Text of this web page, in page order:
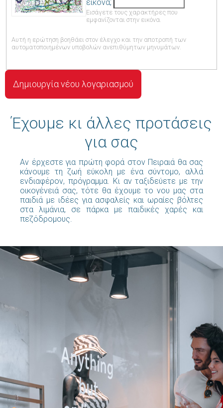
εικόνα;
Εισάγετε τους χαρακτήρες που
εμφανίζονται στην εικόνα.
Αυτή η ερώτηση βοηθάει στον έλεγχο και την αποτροπή των
αυτοματοποιημένων υποβολών ανεπιθύμητων μηνυμάτων.
Έχουμε κι άλλες προτάσεις
για σας
Αν έρχεστε για πρώτη φορά στον Πειραιά θα σας
κάνουμε τη ζωή εύκολη με ένα σύντομο, αλλά
ενδιαφέρον, πρόγραμμα. Κι αν ταξιδεύετε με την
οικογένειά σας, τότε θα έχουμε το νου μας στα
παιδιά με ιδέες για ασφαλείς και ωραίες βόλτες
στα λιμάνια, σε πάρκα με παιδικές χαρές και
πεζόδρομους.